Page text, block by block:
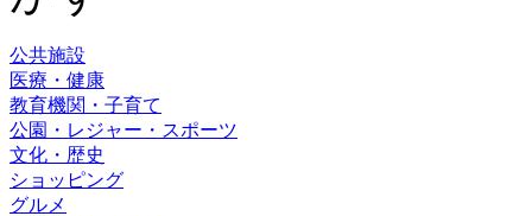
公共施設
医療・健康
教育機関・子育て
公園・レジャー・スポーツ
文化・歴史
ショッピング
グルメ